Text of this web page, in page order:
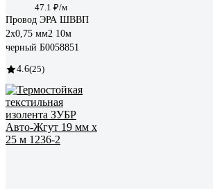
47.1 ₽/м
Провод ЭРА ШВВП
2x0,75 мм2 10м
черный Б0058851
4.6(25)